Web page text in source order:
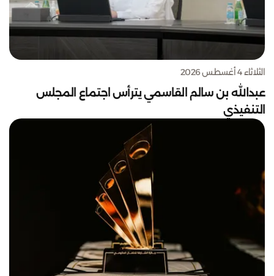
الثلاثاء 4 أغسطس 2026
عبدالله بن سالم القاسمي يترأس اجتماع المجلس
التنفيذي